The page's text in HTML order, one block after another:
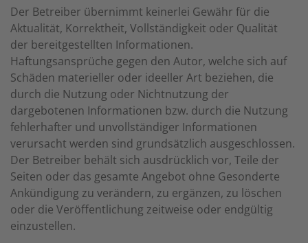
Der Betreiber übernimmt keinerlei Gewähr für die
Aktualität, Korrektheit, Vollständigkeit oder Qualität
der bereitgestellten Informationen.
Haftungsansprüche gegen den Autor, welche sich auf
Schäden materieller oder ideeller Art beziehen, die
durch die Nutzung oder Nichtnutzung der
dargebotenen Informationen bzw. durch die Nutzung
fehlerhafter und unvollständiger Informationen
verursacht werden sind grundsätzlich ausgeschlossen.
Der Betreiber behält sich ausdrücklich vor, Teile der
Seiten oder das gesamte Angebot ohne Gesonderte
Ankündigung zu verändern, zu ergänzen, zu löschen
oder die Veröffentlichung zeitweise oder endgültig
einzustellen.